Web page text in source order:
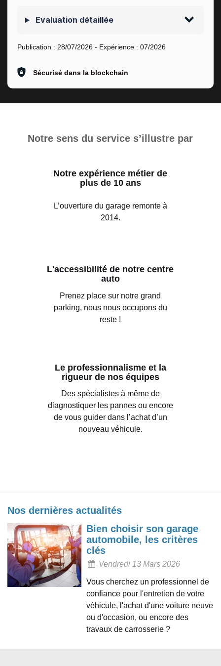
Evaluation détaillée
Publication : 28/07/2026 - Expérience : 07/2026
Sécurisé dans la blockchain
Notre sens du service s’illustre par
Notre expérience métier de
plus de 10 ans
L’ouverture du garage remonte à
2014.
L'accessibilité de notre centre
auto
Prenez place sur notre grand
parking, nous nous occupons du
reste !
Le professionnalisme et la
rigueur de nos équipes
Des spécialistes à même de
diagnostiquer les pannes ou encore
de vous guider dans l’achat d’un
nouveau véhicule.
Nos dernières actualités
Bien choisir son garage
automobile, les critères
clés
Vendredi 13 Mars 2026
Vous cherchez un professionnel de
confiance pour l'entretien de votre
véhicule, l'achat d'une voiture neuve
ou d'occasion, ou encore des
travaux de carrosserie ?